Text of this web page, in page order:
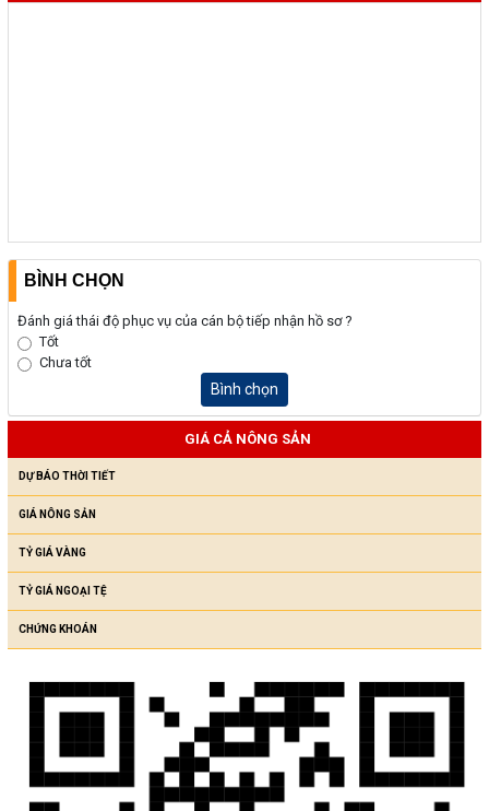
BÌNH CHỌN
Đánh giá thái độ phục vụ của cán bộ tiếp nhận hồ sơ ?
Tốt
Chưa tốt
Bình chọn
GIÁ CẢ NÔNG SẢN
DỰ BÁO THỜI TIẾT
GIÁ NÔNG SẢN
TỶ GIÁ VÀNG
TỶ GIÁ NGOẠI TỆ
CHỨNG KHOÁN